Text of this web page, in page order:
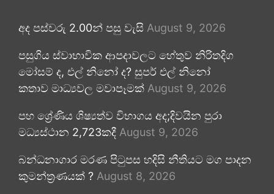
අද පස්වරු 2.00න් පසු වැසි August 9, 2026
පසුගිය ස්වාභාවික ආපදාවලට හේතුව නිරිතදිග
මෝසම් ද, එල් නිනෝ ද? සුපර් එල් නිනෝ
කතාව මාධ්‍යවල මවාපෑමක් August 9, 2026
පහ ශ්‍රේණිය ශිෂ්‍යත්ව විභාගය අද;දිවයින පුරා
මධ්‍යස්ථාන 2,723කදී August 9, 2026
බන්ධනාගාර මරණ පිටුපස හදිසි නීතියට මග පාදන
කුමන්ත්‍රණයක් ? August 8, 2026